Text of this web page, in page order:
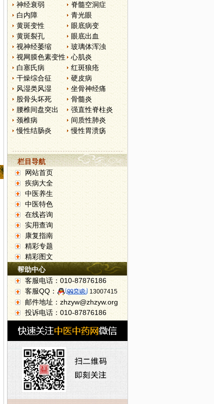
神经衰弱
脊髓空洞症
白内障
青光眼
黄斑变性
眼底病变
黄斑裂孔
眼底出血
视神经萎缩
玻璃体浑浊
视网膜色素变性
心肌炎
白塞氏病
红斑狼疮
干燥综合征
硬皮病
风湿类风湿
坐骨神经痛
股骨头坏死
骨髓炎
腰椎间盘突出
强直性脊柱炎
颈椎病
间质性肺炎
慢性结肠炎
慢性胃溃疡
栏目导航
网站首页
疾病大全
中医养生
中医特色
在线咨询
实用查询
康复指南
精彩专题
精彩图文
帮助中心
客服电话：010-87876186
客服QQ：
13007415
邮件地址：zhzyw@zhzyw.org
投诉电话：010-87876186